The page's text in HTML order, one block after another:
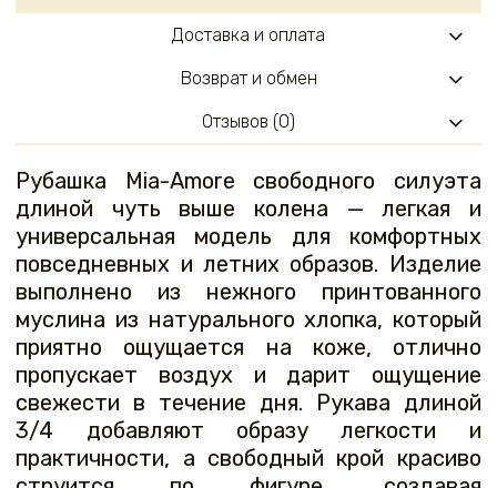
Рубашка Mia-Amore свободного силуэта
длиной чуть выше колена — легкая и
универсальная модель для комфортных
повседневных и летних образов. Изделие
выполнено из нежного принтованного
муслина из натурального хлопка, который
приятно ощущается на коже, отлично
пропускает воздух и дарит ощущение
свежести в течение дня. Рукава длиной
3/4 добавляют образу легкости и
практичности, а свободный крой красиво
Доставка и оплата
Возврат и обмен
Отзывов (0)